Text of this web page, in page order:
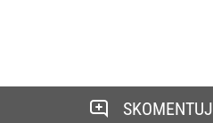
SKOMENTUJ